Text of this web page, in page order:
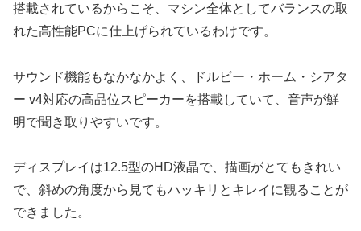
搭載されているからこそ、マシン全体としてバランスの取
れた高性能PCに仕上げられているわけです。
サウンド機能もなかなかよく、ドルビー・ホーム・シアタ
ー v4対応の高品位スピーカーを搭載していて、音声が鮮
明で聞き取りやすいです。
ディスプレイは12.5型のHD液晶で、描画がとてもきれい
で、斜めの角度から見てもハッキリとキレイに観ることが
できました。